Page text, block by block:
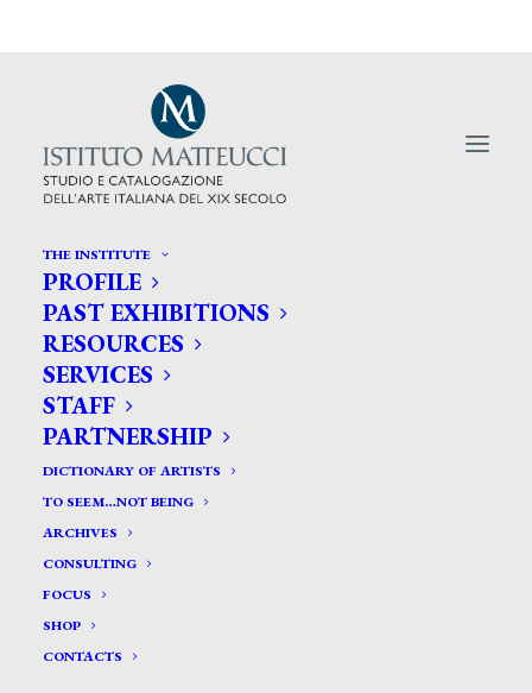
THE INSTITUTE
PROFILE
PAST EXHIBITIONS
RESOURCES
SERVICES
STAFF
PARTNERSHIP
DICTIONARY OF ARTISTS
TO SEEM…NOT BEING
ARCHIVES
CONSULTING
FOCUS
SHOP
CONTACTS
L'Italia ignora i vantaggi dell'arte